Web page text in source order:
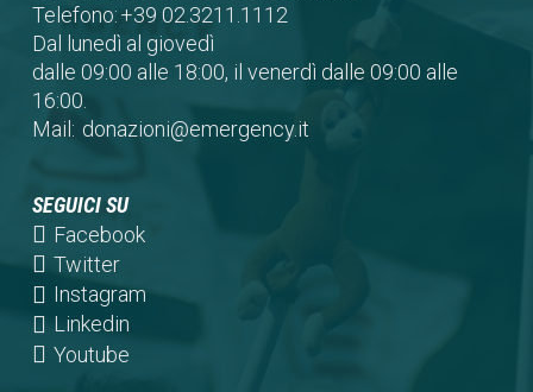
Telefono:+39 02.3211.1112
Dal lunedì al giovedì
dalle 09:00 alle 18:00, il venerdì dalle 09:00 alle
16:00.
Mail: donazioni@emergency.it
SEGUICI SU
Facebook(opens
a
Twitter(opens
in
a
new
Instagram(opens
Linkedin(opens
in
Youtube(opens